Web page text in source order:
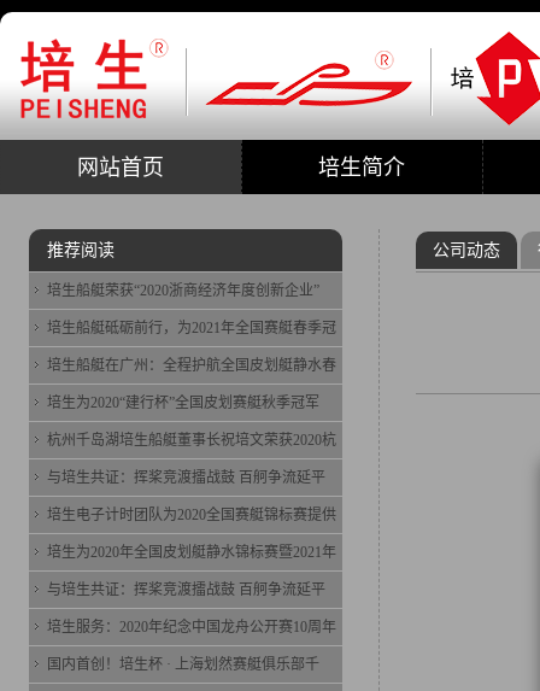
网站首页 培生简介
公司动态
推荐阅读
培生船艇荣获“2020浙商经济年度创新企业”
培生船艇砥砺前行，为2021年全国赛艇春季冠
培生船艇在广州：全程护航全国皮划艇静水春
培生为2020“建行杯”全国皮划赛艇秋季冠军
杭州千岛湖培生船艇董事长祝培文荣获2020杭
与培生共证：挥桨竞渡擂战鼓 百舸争流延平
培生电子计时团队为2020全国赛艇锦标赛提供
培生为2020年全国皮划艇静水锦标赛暨2021年
与培生共证：挥桨竞渡擂战鼓 百舸争流延平
培生服务：2020年纪念中国龙舟公开赛10周年
国内首创！培生杯 · 上海划然赛艇俱乐部千